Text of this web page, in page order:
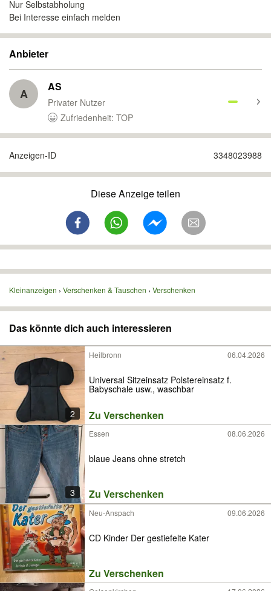
Nur Selbstabholung
Bei Interesse einfach melden
Anbieter
A AS
Privater Nutzer
Zufriedenheit: TOP
Anzeigen-ID 3348023988
Diese Anzeige teilen
Kleinanzeigen Verschenken & Tauschen Verschenken
Das könnte dich auch interessieren
2
Heilbronn 06.04.2026
Universal Sitzeinsatz Polstereinsatz f.
Babyschale usw., waschbar
Zu Verschenken
3
Essen 08.06.2026
blaue Jeans ohne stretch
Zu Verschenken
Neu-Anspach 09.06.2026
CD Kinder Der gestiefelte Kater
Zu Verschenken